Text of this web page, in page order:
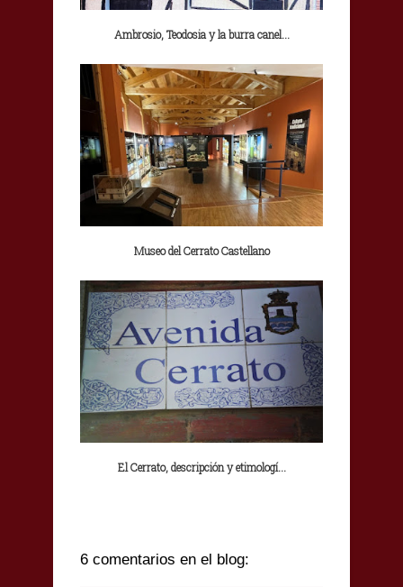
Ambrosio, Teodosia y la burra canel...
Museo del Cerrato Castellano
El Cerrato, descripción y etimologí...
6 comentarios en el blog: